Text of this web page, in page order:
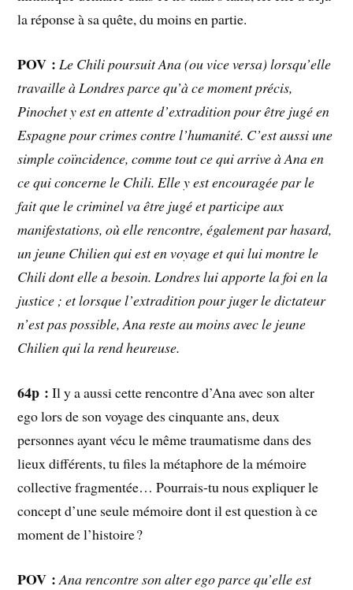
la réponse à sa quête, du moins en partie.
POV : Le Chili poursuit Ana (ou vice versa) lorsqu’elle
travaille à Londres parce qu’à ce moment précis,
Pinochet y est en attente d’extradition pour être jugé en
Espagne pour crimes contre l’humanité. C’est aussi une
simple coïncidence, comme tout ce qui arrive à Ana en
ce qui concerne le Chili. Elle y est encouragée par le
fait que le criminel va être jugé et participe aux
manifestations, où elle rencontre, également par hasard,
un jeune Chilien qui est en voyage et qui lui montre le
Chili dont elle a besoin. Londres lui apporte la foi en la
justice ; et lorsque l’extradition pour juger le dictateur
n’est pas possible, Ana reste au moins avec le jeune
Chilien qui la rend heureuse.
64p : Il y a aussi cette rencontre d’Ana avec son alter
ego lors de son voyage des cinquante ans, deux
personnes ayant vécu le même traumatisme dans des
lieux différents, tu files la métaphore de la mémoire
collective fragmentée… Pourrais-tu nous expliquer le
concept d’une seule mémoire dont il est question à ce
moment de l’histoire ?
POV : Ana rencontre son alter ego parce qu’elle est